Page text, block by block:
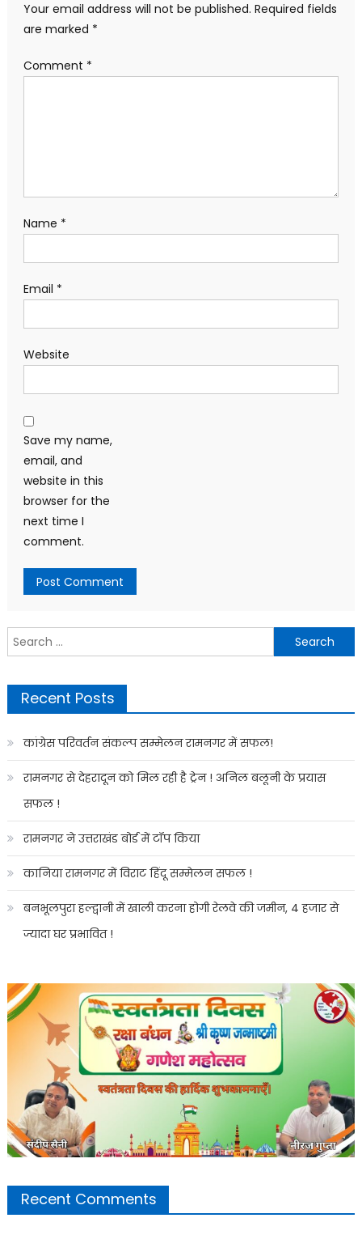
Your email address will not be published. Required fields
are marked *
Comment *
Name *
Email *
Website
Save my name,
email, and
website in this
browser for the
next time I
comment.
Search
for:
Recent Posts
कांग्रेस परिवर्तन संकल्प सम्मेलन रामनगर में सफल!
रामनगर से देहरादून को मिल रही है ट्रेन ! अनिल बलूनी के प्रयास
सफल !
रामनगर ने उत्तराखंड बोर्ड में टॉप किया
कानिया रामनगर में विराट हिंदू सम्मेलन सफल !
बनभूलपुरा हल्द्वानी में खाली करना होगी रेलवे की जमीन, 4 हजार से
ज्यादा घर प्रभावित !
Recent Comments